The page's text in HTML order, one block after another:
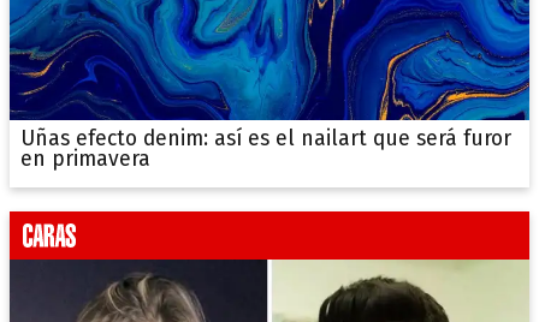
Uñas efecto denim: así es el nailart que será furor
en primavera